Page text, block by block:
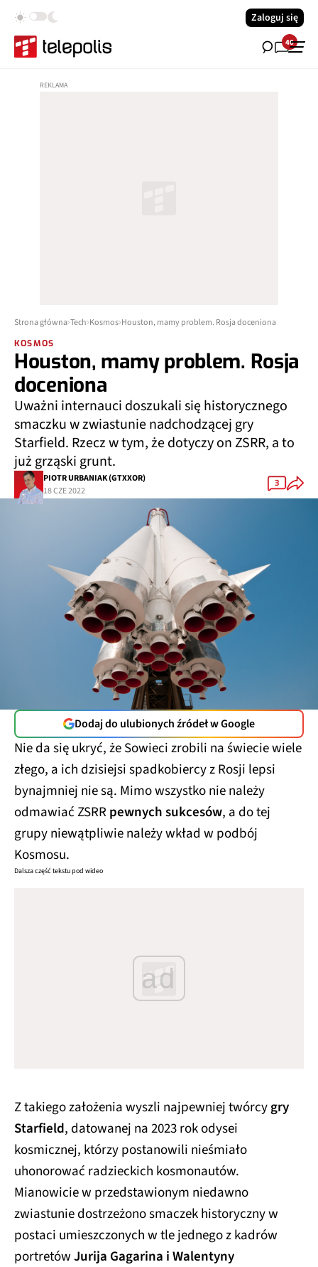
Zaloguj się
40
Strona główna Tech Kosmos Houston, mamy problem. Rosja doceniona
KOSMOS
Houston, mamy problem. Rosja
doceniona
Uważni internauci doszukali się historycznego
smaczku w zwiastunie nadchodzącej gry
Starfield. Rzecz w tym, że dotyczy on ZSRR, a to
już grząski grunt.
PIOTR URBANIAK (GTXXOR)
18 CZE 2022
3
Dodaj do ulubionych źródeł w Google
Nie da się ukryć, że Sowieci zrobili na świecie wiele
złego, a ich dzisiejsi spadkobiercy z Rosji lepsi
bynajmniej nie są. Mimo wszystko nie należy
odmawiać ZSRRpewnych sukcesów, a do tej
grupy niewątpliwie należy wkład w podbój
Kosmosu.
Dalsza część tekstu pod wideo
ad
Z takiego założenia wyszli najpewniej twórcygry
Starfield, datowanej na 2023 rok odysei
kosmicznej, którzy postanowili nieśmiało
uhonorować radzieckich kosmonautów.
Mianowicie w przedstawionym niedawno
zwiastunie dostrzeżono smaczek historyczny w
postaci umieszczonych w tle jednego z kadrów
portretówJurija Gagarina i Walentyny